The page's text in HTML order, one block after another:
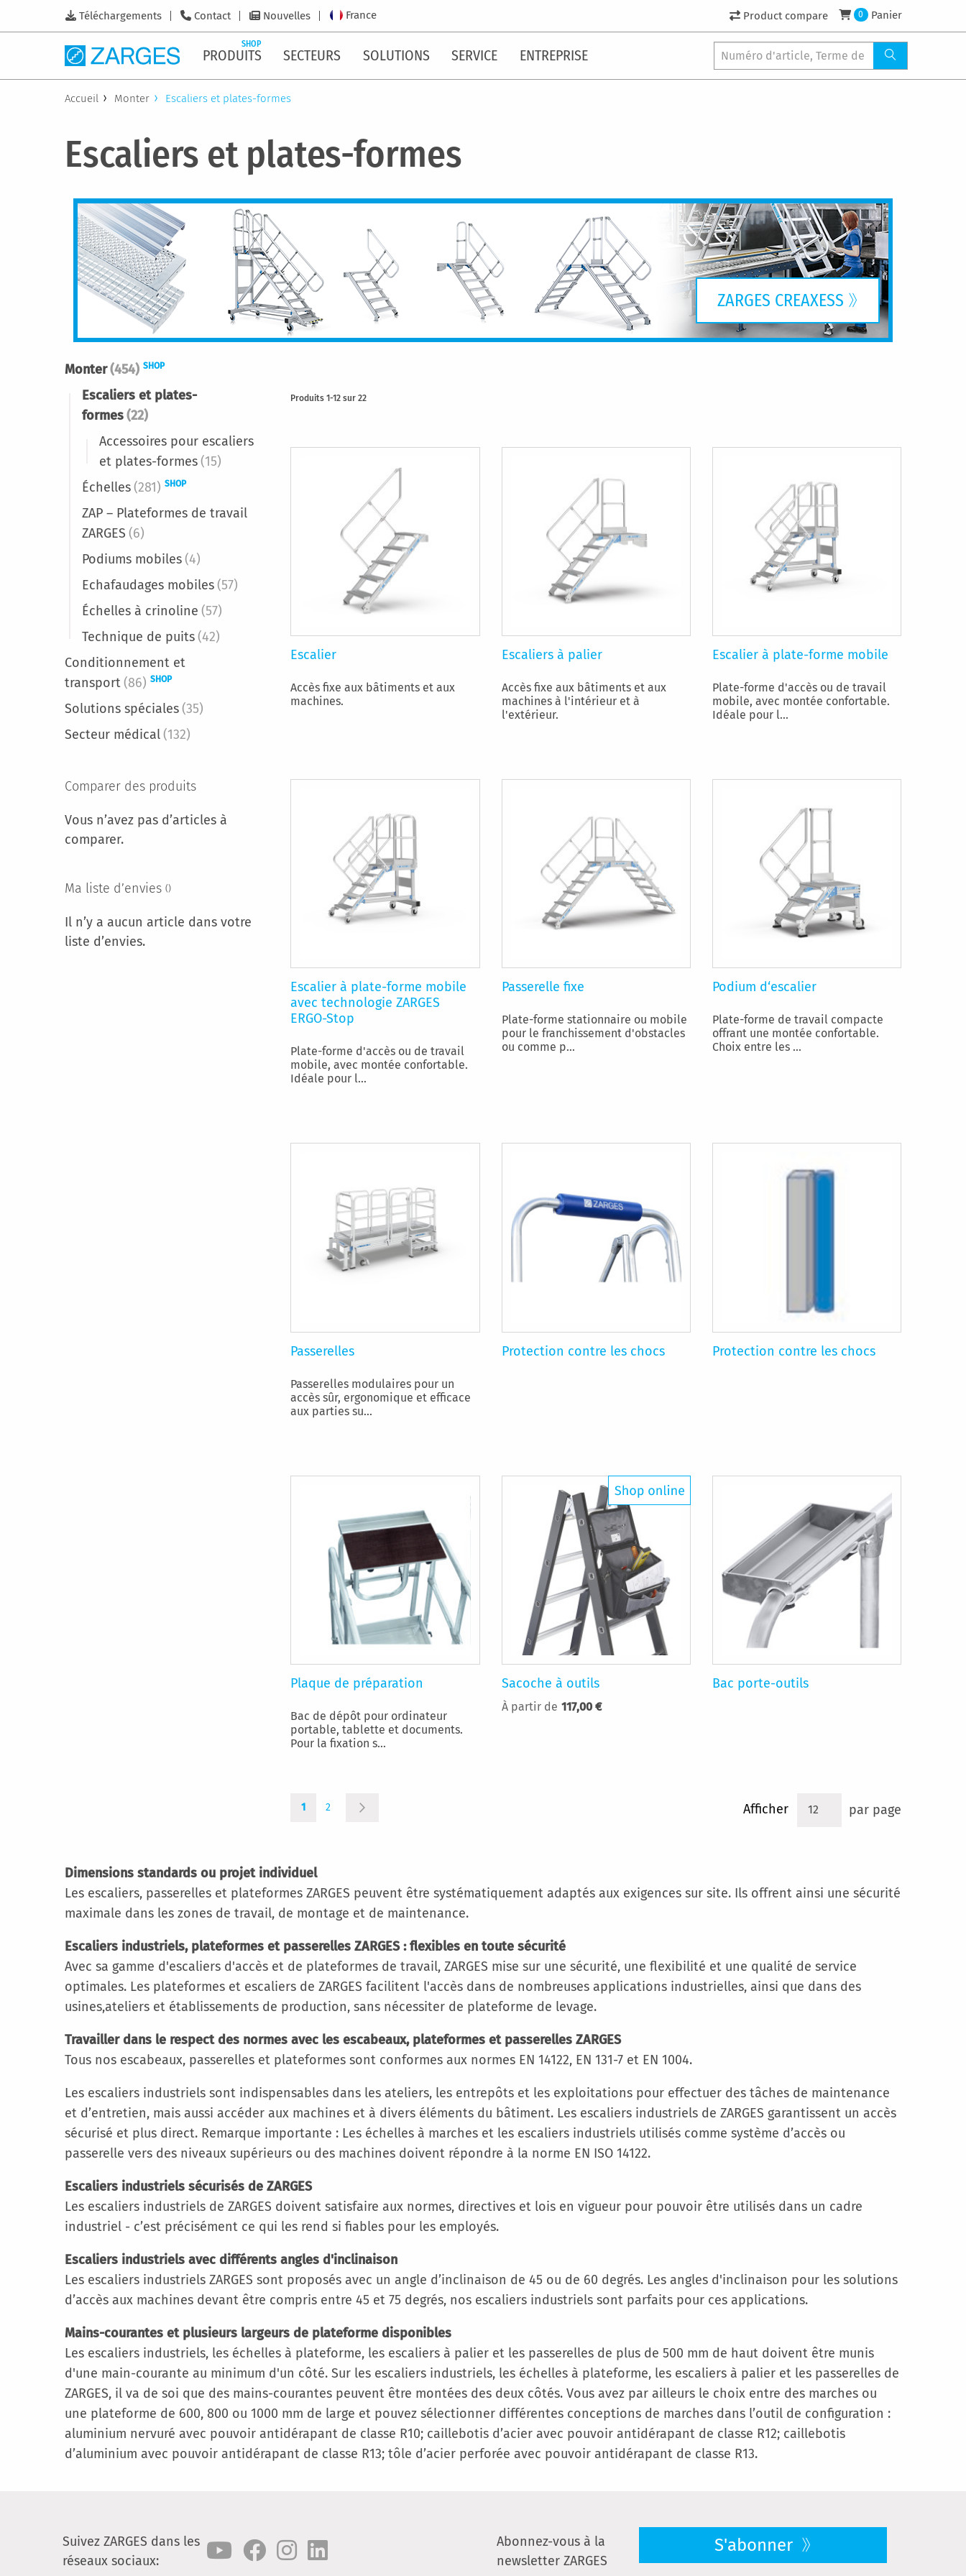
Téléchargements Contact Nouvelles France Product compare 0 Panier
PRODUITS
SHOP
SECTEURS SOLUTIONS SERVICE ENTREPRISE
Accueil Monter Escaliers et plates-formes
Escaliers et plates-formes
ZARGES CREAXESS
Produits1-12 sur22
Escalier
Accès fixe aux bâtiments et aux
machines.
Escaliers à palier
Accès fixe aux bâtiments et aux
machines à l'intérieur et à
l'extérieur.
Escalier à plate-forme mobile
Plate-forme d'accès ou de travail
mobile, avec montée confortable.
Idéale pour l...
Escalier à plate-forme mobile
avec technologie ZARGES
ERGO-Stop
Plate-forme d'accès ou de travail
mobile, avec montée confortable.
Idéale pour l...
Passerelle fixe
Plate-forme stationnaire ou mobile
pour le franchissement d'obstacles
ou comme p...
Podium d‘escalier
Plate-forme de travail compacte
offrant une montée confortable.
Choix entre les ...
Passerelles
Passerelles modulaires pour un
accès sûr, ergonomique et efficace
aux parties su...
Protection contre les chocs Protection contre les chocs
Plaque de préparation
Bac de dépôt pour ordinateur
portable, tablette et documents.
Pour la fixation s...
Sacoche à outils
À partir de 117,00 €
Bac porte-outils
Page
Vous lisez actuellement la page
1
Page
2 Afficher par page
Monter(454) SHOP
Escaliers et plates-
formes(22)
Accessoires pour escaliers
et plates-formes(15)
Échelles(281) SHOP
ZAP – Plateformes de travail
ZARGES (6)
Podiums mobiles(4)
Echafaudages mobiles(57)
Échelles à crinoline (57)
Technique de puits(42)
Conditionnement et
transport(86) SHOP
Solutions spéciales(35)
Secteur médical(132)
Comparer des produits
Vous n’avez pas d’articles à
comparer.
Ma liste d’envies
Il n’y a aucun article dans votre
liste d’envies.
Dimensions standards ou projet individuel
Les escaliers, passerelles et plateformes ZARGES peuvent être systématiquement adaptés aux exigences sur site. Ils offrent ainsi une sécurité
maximale dans les zones de travail, de montage et de maintenance.
Escaliers industriels, plateformes et passerelles ZARGES : flexibles en toute sécurité
Avec sa gamme d'escaliers d'accès et de plateformes de travail, ZARGES mise sur une sécurité, une flexibilité et une qualité de service
optimales. Les plateformes et escaliers de ZARGES facilitent l'accès dans de nombreuses applications industrielles, ainsi que dans des
usines,ateliers et établissements de production, sans nécessiter de plateforme de levage.
Travailler dans le respect des normes avec les escabeaux, plateformes et passerelles ZARGES
Tous nos escabeaux, passerelles et plateformes sont conformes aux normes EN 14122, EN 131-7 et EN 1004.
Les escaliers industriels sont indispensables dans les ateliers, les entrepôts et les exploitations pour effectuer des tâches de maintenance
et d’entretien, mais aussi accéder aux machines et à divers éléments du bâtiment. Les escaliers industriels de ZARGES garantissent un accès
sécurisé et plus direct. Remarque importante : Les échelles à marches et les escaliers industriels utilisés comme système d’accès ou
passerelle vers des niveaux supérieurs ou des machines doivent répondre à la norme EN ISO 14122.
Escaliers industriels sécurisés de ZARGES
Les escaliers industriels de ZARGES doivent satisfaire aux normes, directives et lois en vigueur pour pouvoir être utilisés dans un cadre
industriel - c’est précisément ce qui les rend si fiables pour les employés.
Escaliers industriels avec différents angles d'inclinaison
Les escaliers industriels ZARGES sont proposés avec un angle d’inclinaison de 45 ou de 60 degrés. Les angles d'inclinaison pour les solutions
d’accès aux machines devant être compris entre 45 et 75 degrés, nos escaliers industriels sont parfaits pour ces applications.
Mains-courantes et plusieurs largeurs de plateforme disponibles
Les escaliers industriels, les échelles à plateforme, les escaliers à palier et les passerelles de plus de 500 mm de haut doivent être munis
d'une main-courante au minimum d'un côté. Sur les escaliers industriels, les échelles à plateforme, les escaliers à palier et les passerelles de
ZARGES, il va de soi que des mains-courantes peuvent être montées des deux côtés. Vous avez par ailleurs le choix entre des marches ou
une plateforme de 600, 800 ou 1000 mm de large et pouvez sélectionner différentes conceptions de marches dans l’outil de configuration :
aluminium nervuré avec pouvoir antidérapant de classe R10; caillebotis d’acier avec pouvoir antidérapant de classe R12; caillebotis
d’aluminium avec pouvoir antidérapant de classe R13; tôle d’acier perforée avec pouvoir antidérapant de classe R13.
Suivez ZARGES dans les
réseaux sociaux:
Abonnez-vous à la
newsletter ZARGES
S'abonner